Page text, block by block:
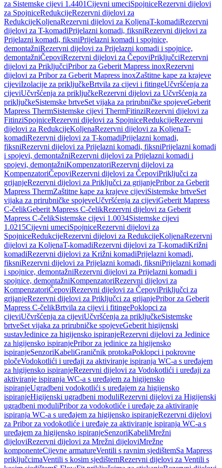
za Sistemske cijevi 1.4401Cijevni umeciSpojniceRezervni dijelovi
za SpojniceRedukcijeRezervni dijelovi za
RedukcijeKoljenaRezervni dijelovi za KoljenaT-komadiRezervni
dijelovi za T-komadiPrijelazni komadi, fiksniRezervni dijelovi za
Prijelazni komadi, fiksniPrijelazni komadi i spojnice,
demontažniRezervni dijelovi za Prijelazni komadi i spojnice,
demontažniČepoviRezervni dijelovi za ČepoviPriključciRezervni
dijelovi za PriključciPribor za Geberit Mapress inoxRezervni
dijelovi za Pribor za Geberit Mapress inoxZaštitne kape za krajeve
cijeviIzolacije za priključkeBrtvila za cijevi i fitingeUčvršćenja za
cijeviUčvršćenja za priključkeRezervni dijelovi za Učvršćenja za
priključkeSistemske brtveSet vijaka za prirubničke spojeveGeberit
Mapress ThermSistemske cijevi ThermFitinziRezervni dijelovi za
FitinziSpojniceRezervni dijelovi za SpojniceRedukcijeRezervni
dijelovi za RedukcijeKoljenaRezervni dijelovi za KoljenaT-
komadiRezervni dijelovi za T-komadiPrijelazni komadi,
fiksniRezervni dijelovi za Prijelazni komadi, fiksniPrijelazni komadi
i spojevi, demontažniRezervni dijelovi za Prijelazni komadi i
spojevi, demontažniKompenzatoriRezervni dijelovi za
KompenzatoriČepoviRezervni dijelovi za ČepoviPriključci za
grijanjeRezervni dijelovi za Priključci za grijanjePribor za Geberit
Mapress ThermZaštitne kape za krajeve cijeviSistemske brtveSet
vijaka za prirubničke spojeveUčvršćenja za cijeviGeberit Mapress
C-čelikGeberit Mapress C-čelikRezervni dijelovi za Geberit
Mapress C-čelikSistemske cijevi 1.0034Sistemske cijevi
1.0215Cijevni umeciSpojniceRezervni dijelovi za
SpojniceRedukcijeRezervni dijelovi za RedukcijeKoljenaRezervni
dijelovi za KoljenaT-komadiRezervni dijelovi za T-komadiKrižni
komadiRezervni dijelovi za Križni komadiPrijelazni komadi,
fiksniRezervni dijelovi za Prijelazni komadi, fiksniPrijelazni komadi
i spojnice, demontažniRezervni dijelovi za Prijelazni komadi i
spojnice, demontažniKompenzatoriRezervni dijelovi za
KompenzatoriČepoviRezervni dijelovi za ČepoviPriključci za
grijanjeRezervni dijelovi za Priključci za grijanjePribor za Geberit
Mapress C-čelikBrtvila za cijevi i fitingePoklopci za
cijeviUčvršćenja za cijeviUčvršćenja za priključkeSistemske
brtveSet vijaka za prirubničke spojeveGeberit higijenski
sustavJedinice za higijensko ispiranjeRezervni dijelovi za Jedinice
za higijensko ispiranjePribor za jedinice za higijensko
ispiranjeSenzoriKabeliGraničnik protokaPoklopci i pokrovne
pločeVodokotlići i uređaji za aktiviranje ispiranja WC-a s uređajem
za higijensko ispiranjeRezervni dijelovi za Vodokotlići i uređaji za
aktiviranje ispiranja WC-a s uređajem za higijensko
ispiranjeUgradbeni vodokotlići s uređajem za higijensko
ispiranjeHigijenski ugradbeni moduliRezervni dijelovi za Higijenski
ugradbeni moduliPribor za vodokotliće i uređaje za aktiviranje
ispiranja WC-a s uređajem za higijensko ispiranjeRezervni dijelovi
za Pribor za vodokotliće i uređaje za aktiviranje ispiranja WC-a s
uređajem za higijensko ispiranjeSenzoriKabeliMrežni
dijeloviRezervni dijelovi za Mrežni dijeloviMrežne
komponenteCijevne armatureVentili s ravnim sjedištemSa Mapress
priključcimaVentili s kosim sjedištemRezervni dijelovi za Ventili s